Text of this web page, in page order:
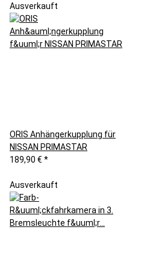
Ausverkauft
ORIS Anhängerkupplung für
NISSAN PRIMASTAR
189,90 € *
Ausverkauft